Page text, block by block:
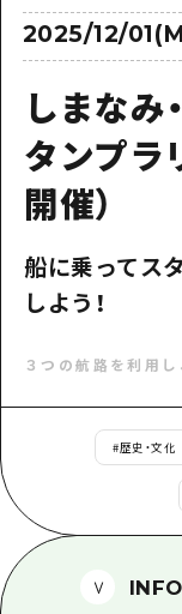
1
お問い
事業者
2025/12/
しまなみ
タンプラ
開催）
船に乗ってス
しよう！
３つの航路を利用
#歴史・文化